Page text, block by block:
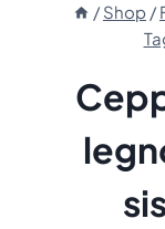
/ Shop /